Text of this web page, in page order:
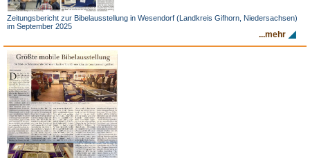
Zeitungsbericht zur Bibelausstellung in Wesendorf (Landkreis Gifhorn, Niedersachsen)
im September 2025
...mehr